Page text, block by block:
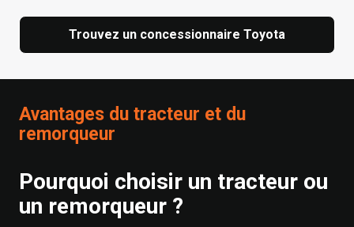
Trouvez un concessionnaire Toyota
Avantages du tracteur et du
remorqueur
Pourquoi choisir un tracteur ou
un remorqueur ?